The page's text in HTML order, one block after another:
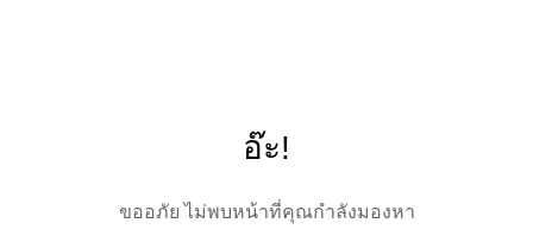
อ๊ะ!
ขออภัย ไม่พบหน้าที่คุณกำลังมองหา